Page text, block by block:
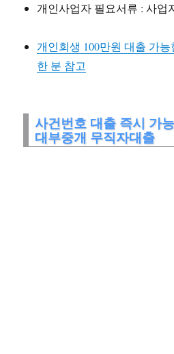
개인사업자 필요서류 : 사업
개인회생 100만원 대출 가
한 분 참고
사건번호 대출 즉시 가
대부중개 무직자대출